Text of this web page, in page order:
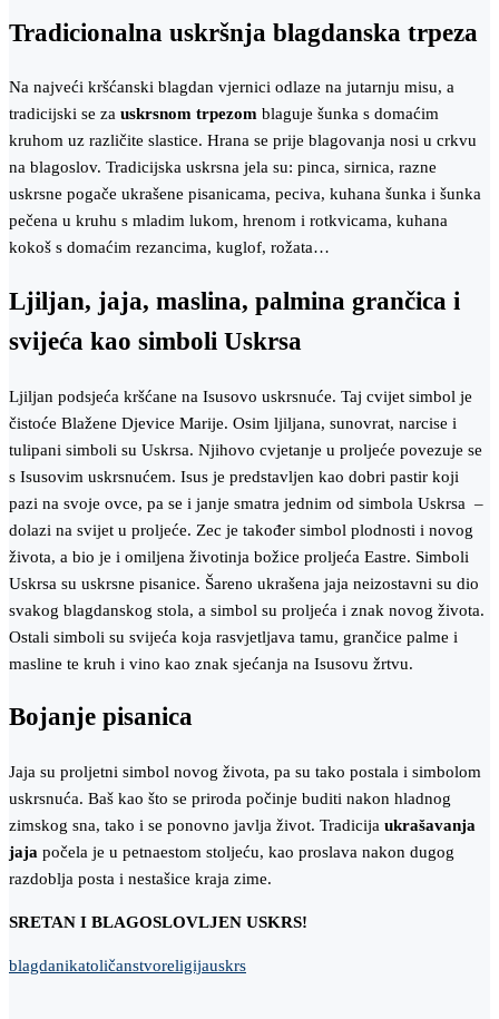
Tradicionalna uskršnja blagdanska trpeza
Na najveći kršćanski blagdan vjernici odlaze na jutarnju misu, a
tradicijski se za uskrsnom trpezom blaguje šunka s domaćim
kruhom uz različite slastice. Hrana se prije blagovanja nosi u crkvu
na blagoslov. Tradicijska uskrsna jela su: pinca, sirnica, razne
uskrsne pogače ukrašene pisanicama, peciva, kuhana šunka i šunka
pečena u kruhu s mladim lukom, hrenom i rotkvicama, kuhana
kokoš s domaćim rezancima, kuglof, rožata…
Ljiljan, jaja, maslina, palmina grančica i
svijeća kao simboli Uskrsa
Ljiljan podsjeća kršćane na Isusovo uskrsnuće. Taj cvijet simbol je
čistoće Blažene Djevice Marije. Osim ljiljana, sunovrat, narcise i
tulipani simboli su Uskrsa. Njihovo cvjetanje u proljeće povezuje se
s Isusovim uskrsnućem. Isus je predstavljen kao dobri pastir koji
pazi na svoje ovce, pa se i janje smatra jednim od simbola Uskrsa –
dolazi na svijet u proljeće. Zec je također simbol plodnosti i novog
života, a bio je i omiljena životinja božice proljeća Eastre. Simboli
Uskrsa su uskrsne pisanice. Šareno ukrašena jaja neizostavni su dio
svakog blagdanskog stola, a simbol su proljeća i znak novog života.
Ostali simboli su svijeća koja rasvjetljava tamu, grančice palme i
masline te kruh i vino kao znak sjećanja na Isusovu žrtvu.
Bojanje pisanica
Jaja su proljetni simbol novog života, pa su tako postala i simbolom
uskrsnuća. Baš kao što se priroda počinje buditi nakon hladnog
zimskog sna, tako i se ponovno javlja život. Tradicija ukrašavanja
jaja počela je u petnaestom stoljeću, kao proslava nakon dugog
razdoblja posta i nestašice kraja zime.
SRETAN I BLAGOSLOVLJEN USKRS!
blagdanikatoličanstvoreligijauskrs